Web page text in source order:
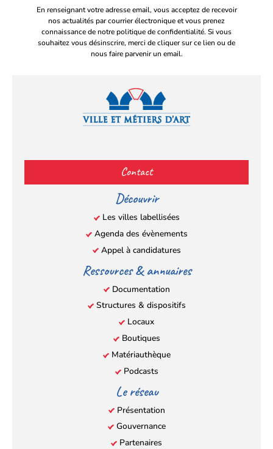
En renseignant votre adresse email, vous acceptez de recevoir
nos actualités par courrier électronique et vous prenez
connaissance de notre politique de confidentialité. Si vous
souhaitez vous désinscrire, merci de cliquer sur ce lien ou de
nous faire parvenir un email.
(s’ouvre
dans
nouvel
onglet)
(s’ouvre
dans
nouvel
onglet)
(s’ouvre
dans
nouvel
onglet)
(s’ouvre
nouvel
onglet)
Contact
Découvrir
Les villes labellisées
Agenda des évènements
Appel à candidatures
Ressources & annuaires
Documentation
Structures & dispositifs
Locaux
Boutiques
Matériauthèque
Podcasts
Le réseau
Présentation
Gouvernance
Partenaires